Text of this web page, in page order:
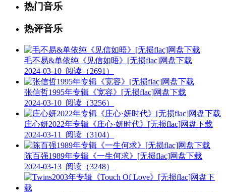
热门音乐
热评音乐
毛不易&单依纯《见信如晤》[无损flac]网盘下载
2024-03-10 阅读（2691）
张信哲1995年专辑《宽容》[无损flac]网盘下载
2024-03-10 阅读（3256）
庄心妍2022年专辑《庄心·妍时代》[无损flac]网盘下载
2024-03-11
阅读（3104）
陈百强1989年专辑《一生何求》[无损flac]网盘下载
2024-03-13 阅读（3248）